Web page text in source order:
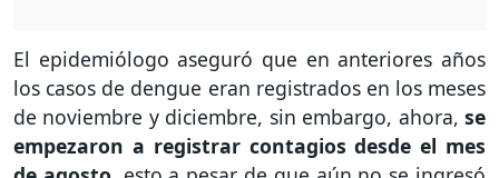
El epidemiólogo aseguró que en anteriores años
los casos de dengue eran registrados en los meses
de noviembre y diciembre, sin embargo, ahora, se
empezaron a registrar contagios desde el mes